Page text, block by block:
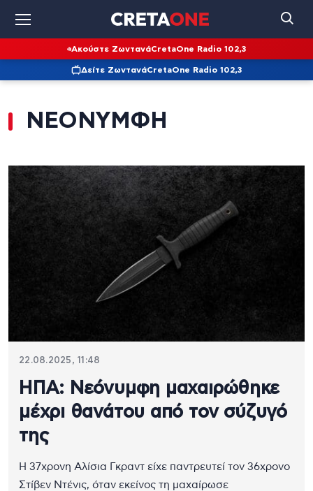
Ακούστε ΖωντανάCretaOne Radio 102,3
Δείτε ΖωντανάCretaOne Radio 102,3
ΝΕΟΝΥΜΦΗ
22.08.2025, 11:48
ΗΠΑ: Νεόνυμφη μαχαιρώθηκε
μέχρι θανάτου από τον σύζυγό
της
Η 37χρονη Αλίσια Γκραντ είχε παντρευτεί τον 36χρονο
Στίβεν Ντένις, όταν εκείνος τη μαχαίρωσε